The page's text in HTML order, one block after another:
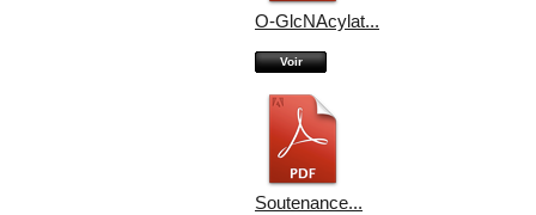
O-GlcNAcylat...
Voir
Soutenance...